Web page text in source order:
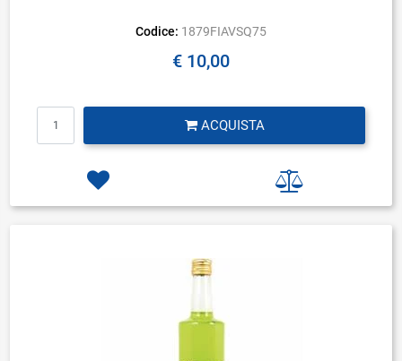
Codice: 1879FIAVSQ75
€ 10,00
ACQUISTA